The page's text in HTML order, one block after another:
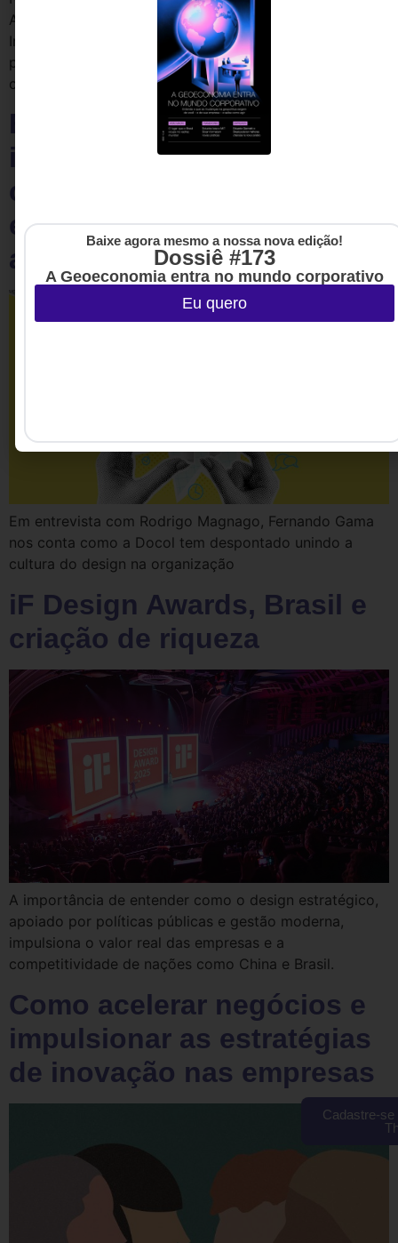
Awards, Clarissa Biolchini, Head de Design & Consumer
Insights da Electrolux nos conta a estratégia por trás de
produtos que vendem, encantam e reinventam o
cuidado doméstico.
Entenda como a Docol
integra sua área de design
com o pensamento
econômico em sua alta
administração
Em entrevista com Rodrigo Magnago, Fernando Gama
nos conta como a Docol tem despontado unindo a
cultura do design na organização
iF Design Awards, Brasil e
criação de riqueza
A importância de entender como o design estratégico,
apoiado por políticas públicas e gestão moderna,
impulsiona o valor real das empresas e a
competitividade de nações como China e Brasil.
Como acelerar negócios e
impulsionar as estratégias
de inovação nas empresas
Cadastre-
Baixe agora mesmo a nossa nova edição!
Dossiê #173
A Geoeconomia entra no mundo corporativo
Eu quero